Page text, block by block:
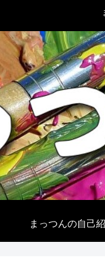
まっつんの自己